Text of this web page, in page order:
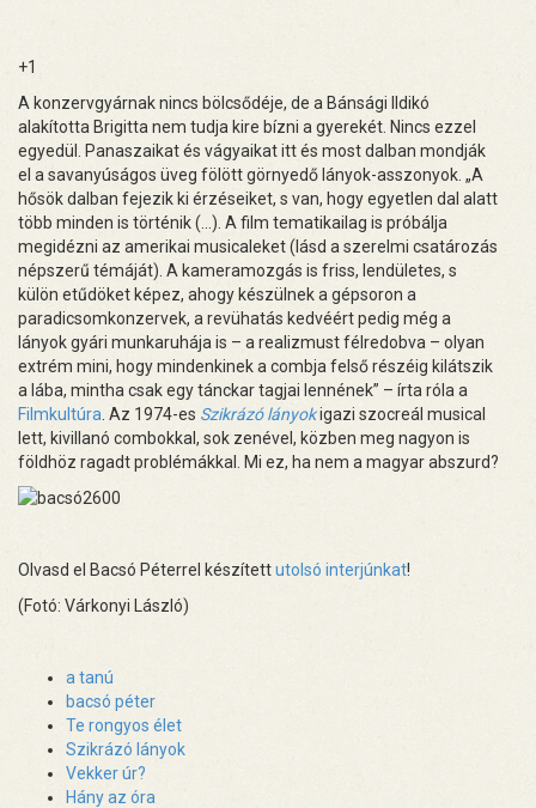
+1
A konzervgyárnak nincs bölcsődéje, de a Bánsági Ildikó
alakította Brigitta nem tudja kire bízni a gyerekét. Nincs ezzel
egyedül. Panaszaikat és vágyaikat itt és most dalban mondják
el a savanyúságos üveg fölött görnyedő lányok-asszonyok. „A
hősök dalban fejezik ki érzéseiket, s van, hogy egyetlen dal alatt
több minden is történik (…). A film tematikailag is próbálja
megidézni az amerikai musicaleket (lásd a szerelmi csatározás
népszerű témáját). A kameramozgás is friss, lendületes, s
külön etűdöket képez, ahogy készülnek a gépsoron a
paradicsomkonzervek, a revühatás kedvéért pedig még a
lányok gyári munkaruhája is – a realizmust félredobva – olyan
extrém mini, hogy mindenkinek a combja felső részéig kilátszik
a lába, mintha csak egy tánckar tagjai lennének” – írta róla a
Filmkultúra . Az 1974-es Szikrázó lányokigazi szocreál musical
lett, kivillanó combokkal, sok zenével, közben meg nagyon is
földhöz ragadt problémákkal. Mi ez, ha nem a magyar abszurd?
Olvasd el Bacsó Péterrel készítettutolsó interjúnkat!
(Fotó: Várkonyi László)
a tanú
bacsó péter
Te rongyos élet
Szikrázó lányok
Vekker úr?
Hány az óra